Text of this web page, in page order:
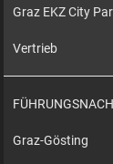
Graz EKZ City
Vertrieb
Graz-Gösting